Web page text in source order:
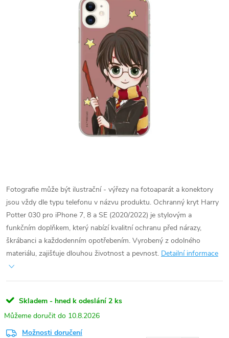
Fotografie může být ilustrační - výřezy na fotoaparát a konektory
jsou vždy dle typu telefonu v názvu produktu. Ochranný kryt Harry
Potter 030 pro iPhone 7, 8 a SE (2020/2022) je stylovým a
funkčním doplňkem, který nabízí kvalitní ochranu před nárazy,
škrábanci a každodenním opotřebením. Vyrobený z odolného
materiálu, zajišťuje dlouhou životnost a pevnost. Detailní informace
Skladem - hned k odeslání 2 ks
10.8.2026
Možnosti doručení